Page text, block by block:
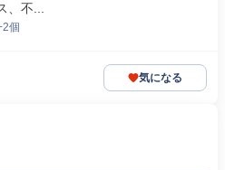
不...
個
気になる